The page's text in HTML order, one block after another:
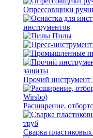
Опрессовщики
инструментов
Пилы
Прочий инструмент
Расширение,
Сварка